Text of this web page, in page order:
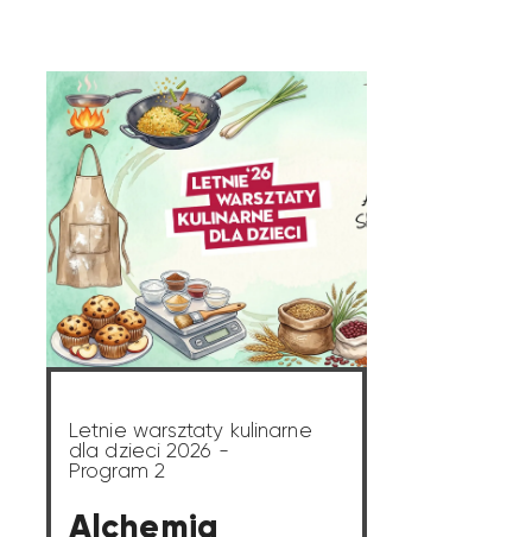
Letnie warsztaty kulinarne
dla dzieci 2026 -
Program 2
Alchemia